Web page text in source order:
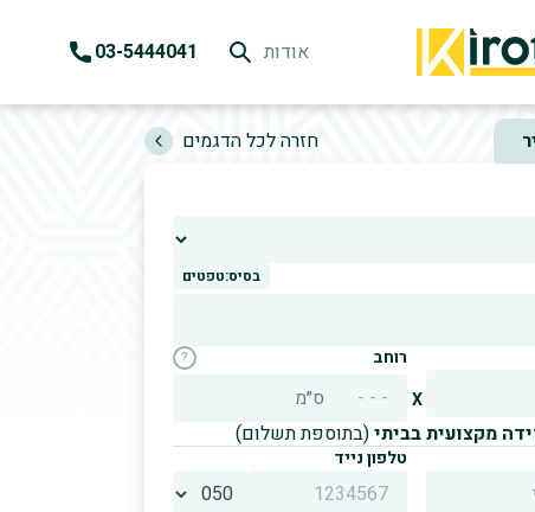
k03-5444041 H אודות
חזרה לכל הדגמים
בסיס:טפטים
X
רוחב ?
ס״מ
מקצועית בביתי(בתוספת תשלום)
טלפון נייד